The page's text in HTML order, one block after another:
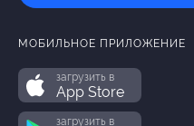
МОБИЛЬНОЕ ПРИЛОЖЕНИЕ
загрузить в
App Store
загрузить в